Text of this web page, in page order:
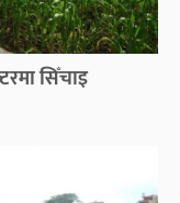
सिँचाइ